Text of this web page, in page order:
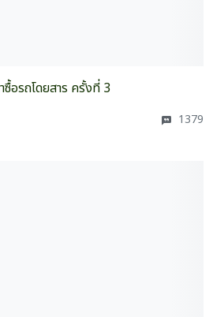
ซื้อรถโดยสาร ครั้งที่ 3
1379